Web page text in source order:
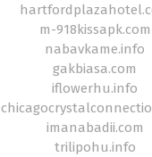
m-918kissapk.com
nabavkame.info
gakbiasa.com
iflowerhu.info
imanabadii.com
trilipohu.info